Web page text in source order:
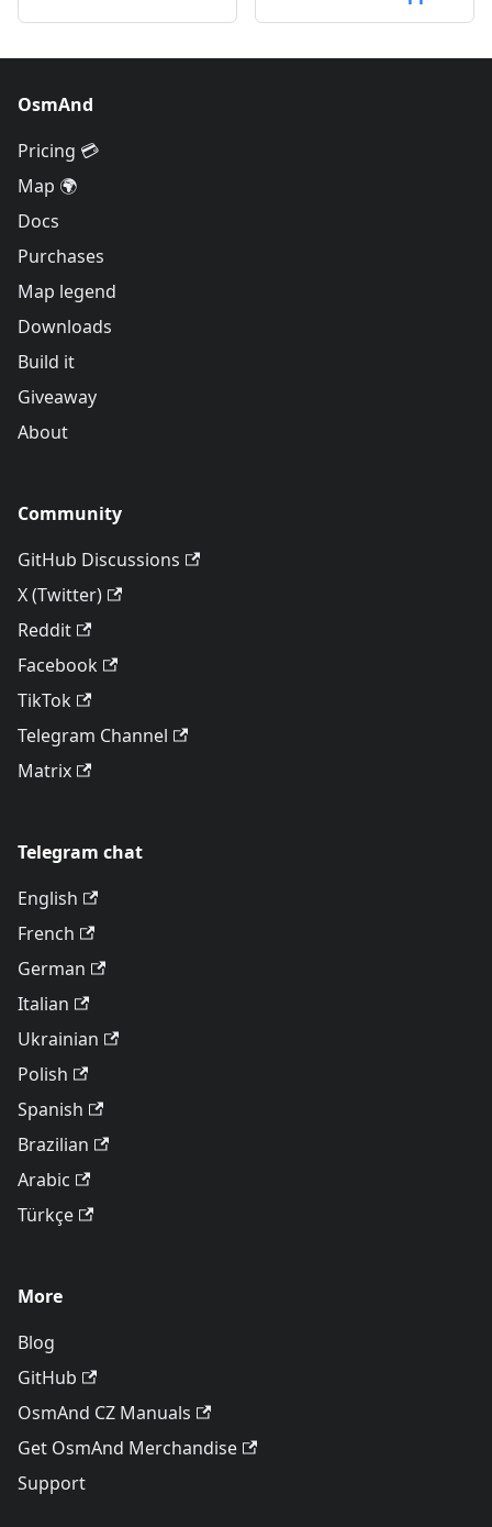
OsmAnd
Pricing 💳
Map 🌍
Docs
Purchases
Map legend
Downloads
Build it
Giveaway
About
Community
GitHub Discussions
X (Twitter)
Reddit
Facebook
TikTok
Telegram Channel
Matrix
Telegram chat
English
French
German
Italian
Ukrainian
Polish
Spanish
Brazilian
Arabic
Türkçe
More
Blog
GitHub
OsmAnd CZ Manuals
Get OsmAnd Merchandise
Support